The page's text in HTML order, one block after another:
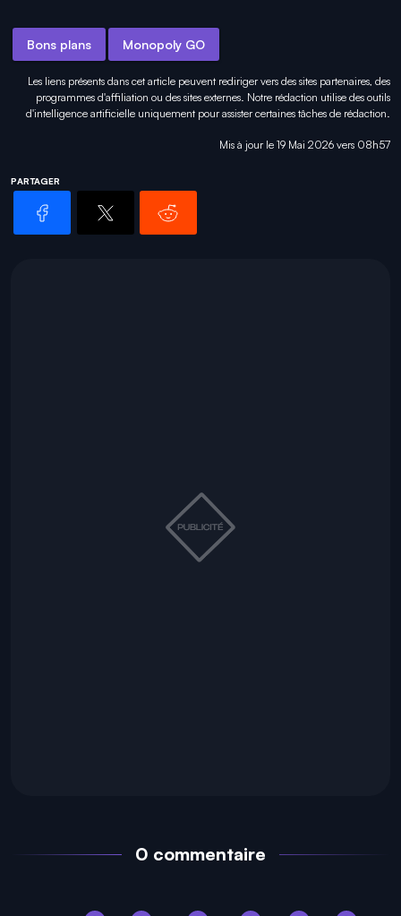
Bons plans Monopoly GO
Les liens présents dans cet article peuvent rediriger vers des sites partenaires, des
programmes d'affiliation ou des sites externes. Notre rédaction utilise des outils
d'intelligence artificielle uniquement pourassister certaines tâches de rédaction.
Mis à jour le 19 Mai 2026 vers 08h57
PARTAGER
0 commentaire